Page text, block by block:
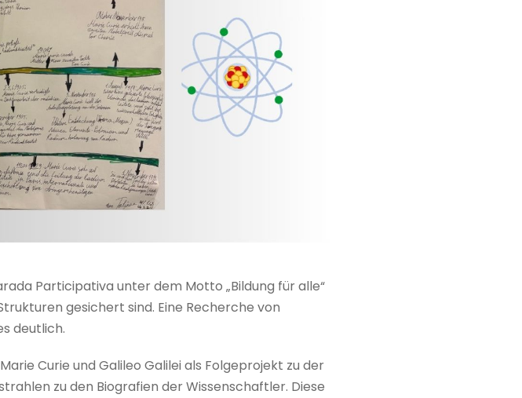
Participativa unter dem Motto „Bildung für alle“
gesichert sind. Eine Recherche von
deutlich.
Curie und Galileo Galilei als Folgeprojekt zu der
zu den Biografien der Wissenschaftler. Diese